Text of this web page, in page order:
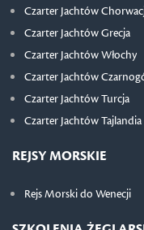
Czarter Jachtów
Czarter Jachtów Grecja
Czarter Jachtów Włochy
Czarter Jachtów
Czarter Jachtów Turcja
Czarter Jachtów Tajlandia
REJSY MORSKIE
Rejs Morski do Wenecji